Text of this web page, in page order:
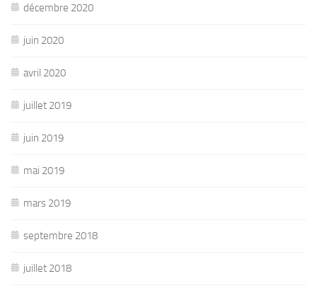
décembre 2020
juin 2020
avril 2020
juillet 2019
juin 2019
mai 2019
mars 2019
septembre 2018
juillet 2018